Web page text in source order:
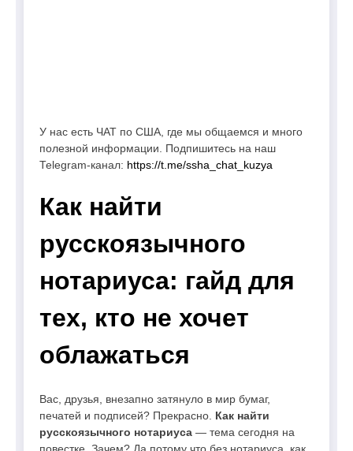
У нас есть ЧАТ по США, где мы общаемся и много
полезной информации. Подпишитесь на наш
Telegram-канал: https://t.me/ssha_chat_kuzya
Как найти
русскоязычного
нотариуса: гайд для
тех, кто не хочет
облажаться
Вас, друзья, внезапно затянуло в мир бумаг,
печатей и подписей? Прекрасно. Как найти
русскоязычного нотариуса — тема сегодня на